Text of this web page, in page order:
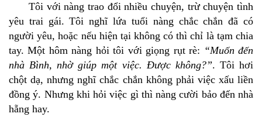
Tôi với nàng trao đổi nhiều chuyện, trừ chuyện tình
yêu trai gái. Tôi nghĩ lứa tuổi nàng chắc chắn đã có
người yêu, hoặc nếu hiện tại không có thì chỉ là tạm chia
tay. Một hôm nàng hỏi tôi với giọng rụt rè: “Muốn đến
nhà Bình, nhờ giúp một việc. Ðược không?”. Tôi hơi
chột dạ, nhưng nghĩ chắc chắn không phải việc xấu liền
đồng ý. Nhưng khi hỏi việc gì thì nàng cười bảo đến nhà
hẵng hay.